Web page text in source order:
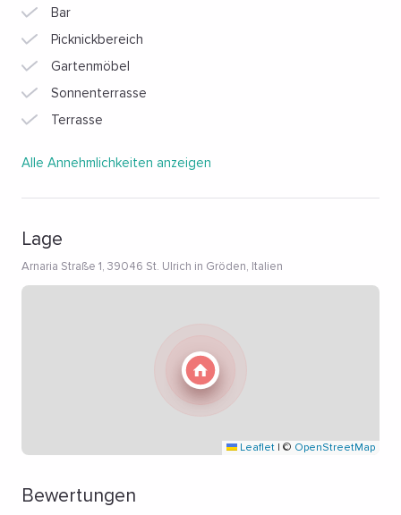
Bar
Picknickbereich
Gartenmöbel
Sonnenterrasse
Terrasse
Alle Annehmlichkeiten anzeigen
Lage
Arnaria Straße 1, 39046 St. Ulrich in Gröden, Italien
Leaflet | © OpenStreetMap
Bewertungen